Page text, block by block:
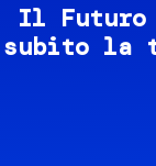
Il Futuro
subito la